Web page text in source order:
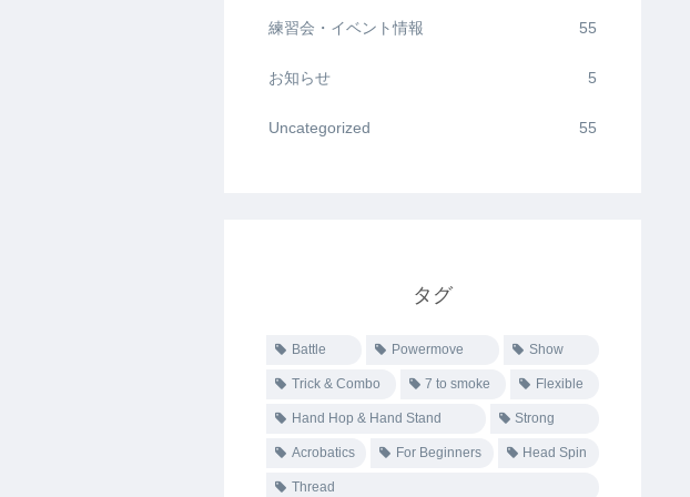
練習会・イベント情報 55
お知らせ 5
Uncategorized 55
タグ
Battle Powermove Show
Trick & Combo 7 to smoke Flexible
Hand Hop & Hand Stand Strong
Acrobatics For Beginners Head Spin
Thread